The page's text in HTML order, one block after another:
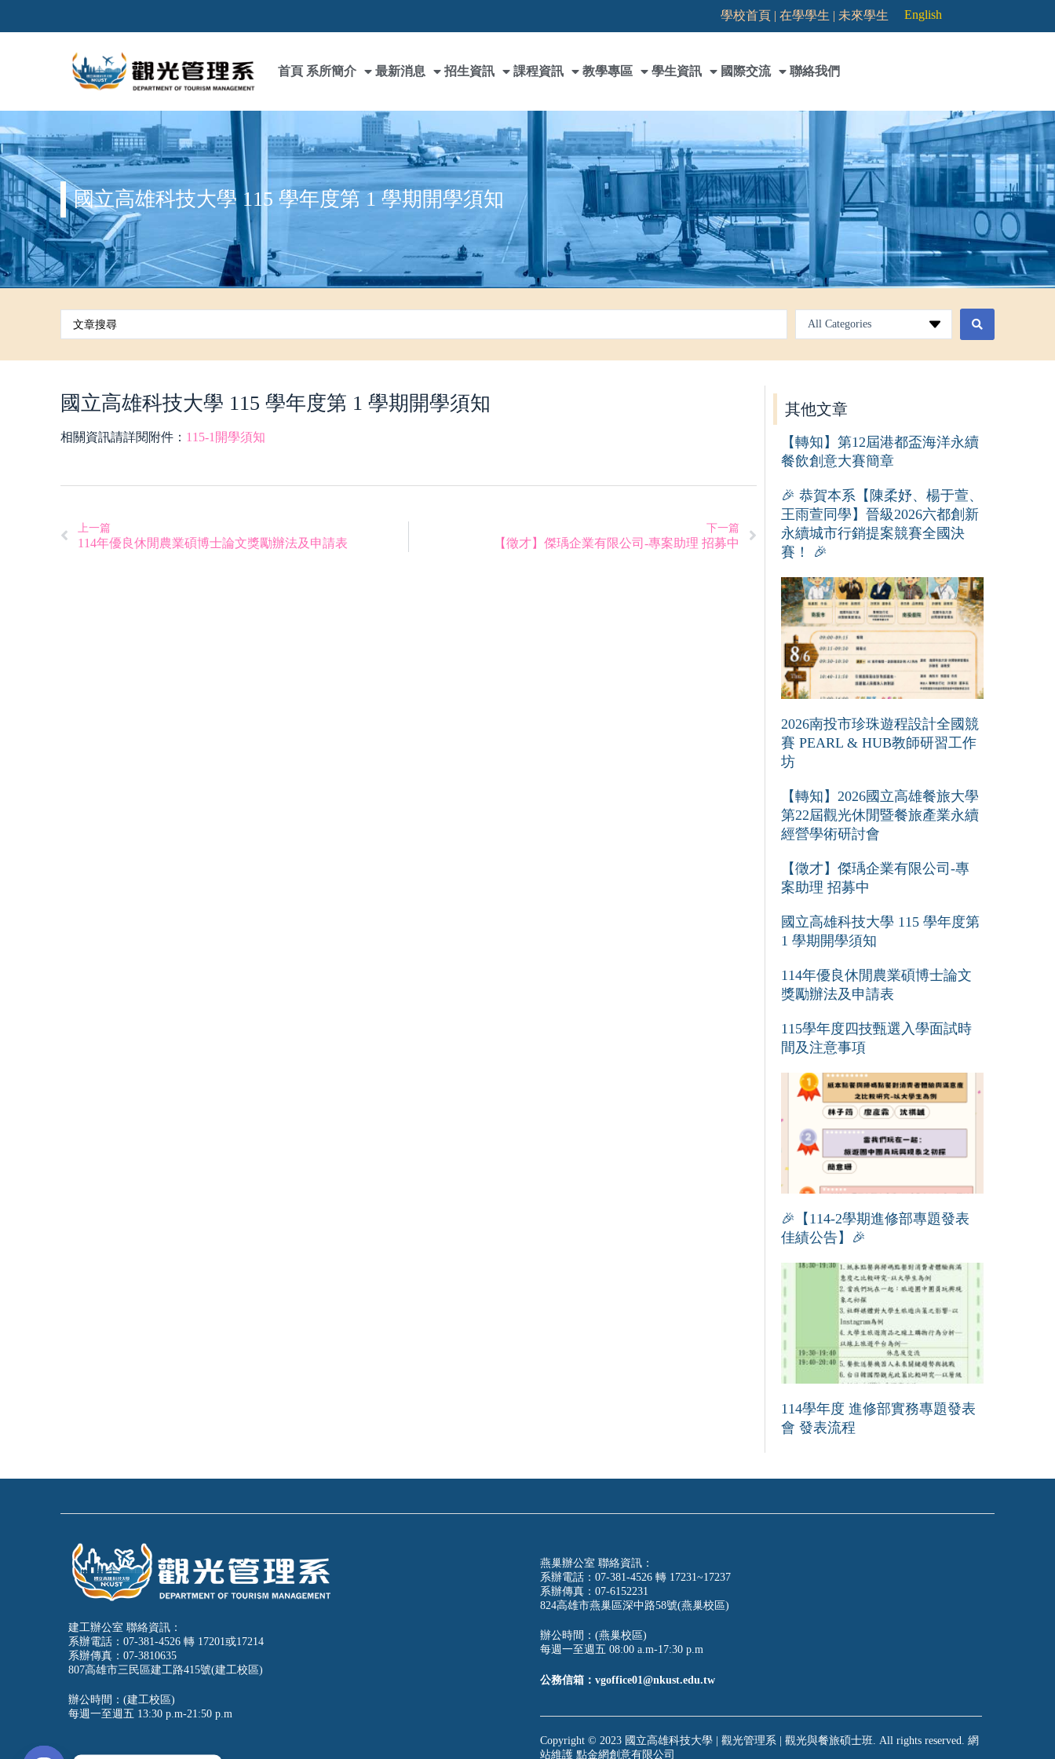
學校首頁 |在學學生 | 未來學生 English
首頁 系所簡介 最新消息 招生資訊 課程資訊 教學專區 學生資訊 國際交流 聯絡我們
國立高雄科技大學 115 學年度第 1 學期開學須知
All Categories
國立高雄科技大學 115 學年度第 1 學期開學須知
相關資訊請詳閱附件： 115-1開學須知
上一篇
114年優良休閒農業碩博士論文獎勵辦法及申請表
下一篇
【徵才】傑瑀企業有限公司-專案助理 招募中
其他文章
【轉知】第12屆港都盃海洋永續
餐飲創意大賽簡章
🎉 恭賀本系【陳柔妤、楊于萱、
王雨萱同學】晉級2026六都創新
永續城市行銷提案競賽全國決
賽！ 🎉
2026南投市珍珠遊程設計全國競
賽 PEARL & HUB教師研習工作
坊
【轉知】2026國立高雄餐旅大學
第22屆觀光休閒暨餐旅產業永續
經營學術研討會
【徵才】傑瑀企業有限公司-專
案助理 招募中
國立高雄科技大學 115 學年度第
1 學期開學須知
114年優良休閒農業碩博士論文
獎勵辦法及申請表
115學年度四技甄選入學面試時
間及注意事項
🎉【114-2學期進修部專題發表
佳績公告】🎉
114學年度 進修部實務專題發表
會 發表流程
建工辦公室 聯絡資訊：
系辦電話：07-381-4526 轉 17201或17214
系辦傳真：07-3810635
807高雄市三民區建工路415號(建工校區)
辦公時間：(建工校區)
每週一至週五 13:30 p.m-21:50 p.m
燕巢辦公室 聯絡資訊：
系辦電話：07-381-4526 轉 17231~17237
系辦傳真：07-6152231
824高雄市燕巢區深中路58號(燕巢校區)
辦公時間：(燕巢校區)
每週一至週五 08:00 a.m-17:30 p.m
公務信箱：vgoffice01@nkust.edu.tw
Copyright © 2023 國立高雄科技大學 | 觀光管理系 | 觀光與餐旅碩士班. All rights reserved. 網
站維護 點金網創意有限公司